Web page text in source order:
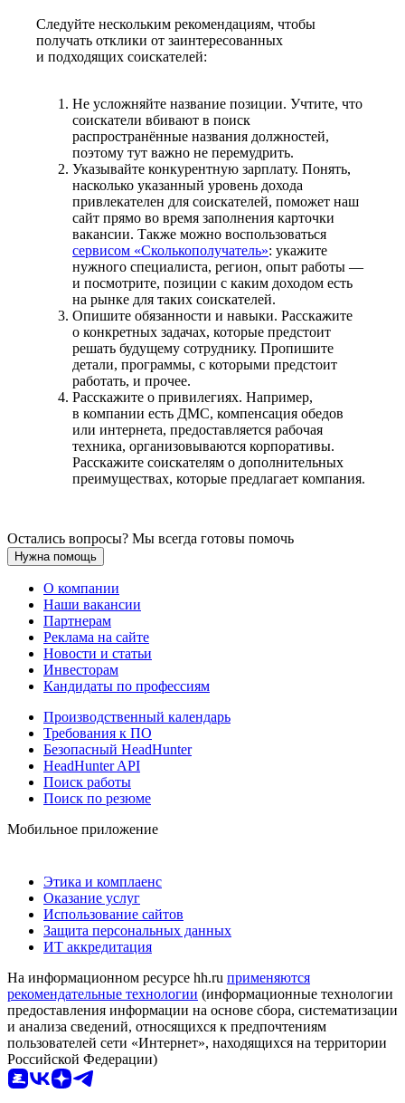
Следуйте нескольким рекомендациям, чтобы
получать отклики от заинтересованных
и подходящих соискателей:
Не усложняйте название позиции. Учтите, что
соискатели вбивают в поиск
распространённые названия должностей,
поэтому тут важно не перемудрить.
Указывайте конкурентную зарплату. Понять,
насколько указанный уровень дохода
привлекателен для соискателей, поможет наш
сайт прямо во время заполнения карточки
вакансии. Также можно воспользоваться
сервисом «Сколькополучатель»: укажите
нужного специалиста, регион, опыт работы —
и посмотрите, позиции с каким доходом есть
на рынке для таких соискателей.
Опишите обязанности и навыки. Расскажите
о конкретных задачах, которые предстоит
решать будущему сотруднику. Пропишите
детали, программы, с которыми предстоит
работать, и прочее.
Расскажите о привилегиях. Например,
в компании есть ДМС, компенсация обедов
или интернета, предоставляется рабочая
техника, организовываются корпоративы.
Расскажите соискателям о дополнительных
преимуществах, которые предлагает компания.
Остались вопросы? Мы всегда готовы помочь
Нужна помощь
О компании
Наши вакансии
Партнерам
Реклама на сайте
Новости и статьи
Инвесторам
Кандидаты по профессиям
Производственный календарь
Требования к ПО
Безопасный HeadHunter
HeadHunter API
Поиск работы
Поиск по резюме
Мобильное приложение
Этика и комплаенс
Оказание услуг
Использование сайтов
Защита персональных данных
ИТ аккредитация
На информационном ресурсе hh.ru применяются
рекомендательные технологии (информационные технологии
предоставления информации на основе сбора, систематизации
и анализа сведений, относящихся к предпочтениям
пользователей сети «Интернет», находящихся на территории
Российской Федерации)